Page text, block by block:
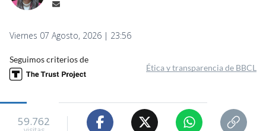
Viernes 07 Agosto, 2026 | 23:56
Seguimos criterios de
Ética y transparencia de BBCL
59.762